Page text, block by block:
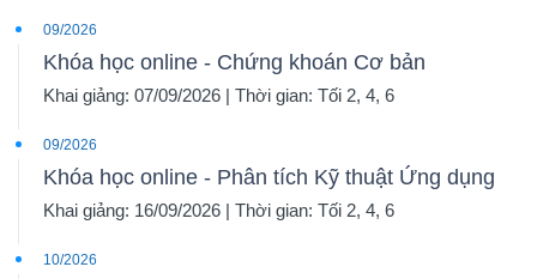
09/2026
Khóa học online - Chứng khoán Cơ bản
Khai giảng: 07/09/2026 | Thời gian: Tối 2, 4, 6
09/2026
Khóa học online - Phân tích Kỹ thuật Ứng dụng
Khai giảng: 16/09/2026 | Thời gian: Tối 2, 4, 6
10/2026